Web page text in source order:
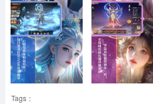
Tags：